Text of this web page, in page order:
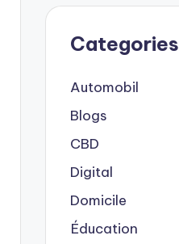
Categories
Automobil
Blogs
CBD
Digital
Domicile
Éducation